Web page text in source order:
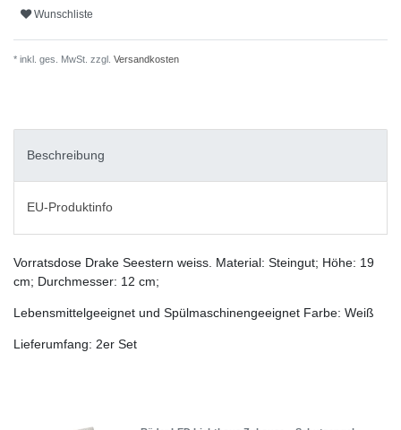
Wunschliste
* inkl. ges. MwSt. zzgl. Versandkosten
Beschreibung
EU-Produktinfo
Vorratsdose Drake Seestern weiss. Material: Steingut; Höhe: 19
cm; Durchmesser: 12 cm;
Lebensmittelgeeignet und Spülmaschinengeeignet Farbe: Weiß
Lieferumfang: 2er Set